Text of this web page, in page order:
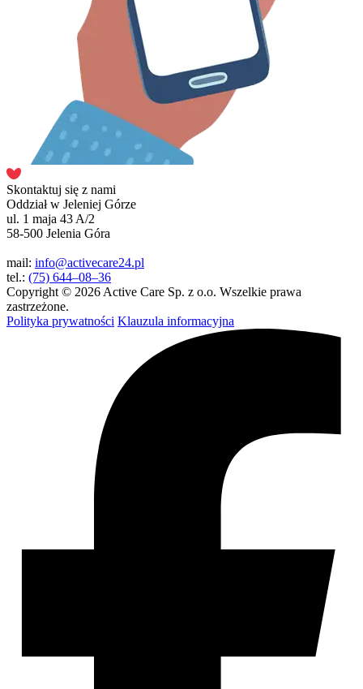
Skontaktuj się z nami
Oddział w Jeleniej Górze
ul. 1 maja 43 A/2
58-500 Jelenia Góra
mail: info@activecare24.pl
tel.: (75) 644–08–36
Copyright © 2026 Active Care Sp. z o.o. Wszelkie prawa
zastrzeżone.
Polityka prywatności Klauzula informacyjna